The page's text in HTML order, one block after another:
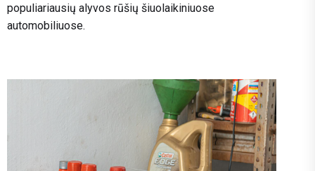
populiariausių alyvos rūšių šiuolaikiniuose
automobiliuose.